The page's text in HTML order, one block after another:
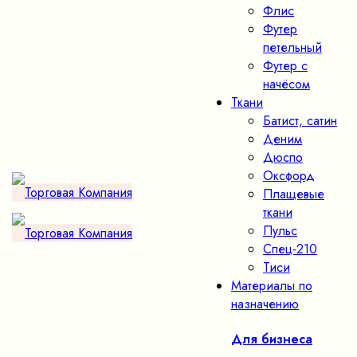
Флис
Футер
петельный
Футер с
начёсом
Ткани
Батист, сатин
Деним
Дюспо
Оксфорд
Плащевые
ткани
Пульс
Спец-210
Тиси
Материалы по
назначению
Для бизнеса